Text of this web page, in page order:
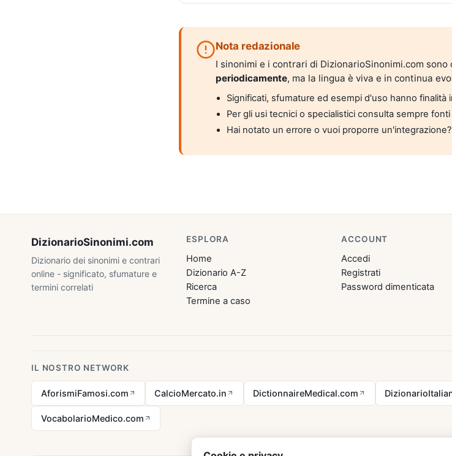
Nota redazionale
I sinonimi e i contrari di DizionarioSinonimi.com
periodicamente, ma la lingua è viva e in continua
Significati, sfumature ed esempi d'uso hanno finalità
Per gli usi tecnici o specialistici consulta sempre
Hai notato un errore o vuoi proporre un'integrazione?
DizionarioSinonimi.com
Dizionario dei sinonimi e contrari
online - significato, sfumature e
termini correlati
ESPLORA
Home
Dizionario A-Z
Ricerca
Termine a caso
ACCOUNT
Accedi
Registrati
Password dimenticata
IL NOSTRO NETWORK
AforismiFamosi.com CalcioMercato.in DictionnaireMedical.com
VocabolarioMedico.com